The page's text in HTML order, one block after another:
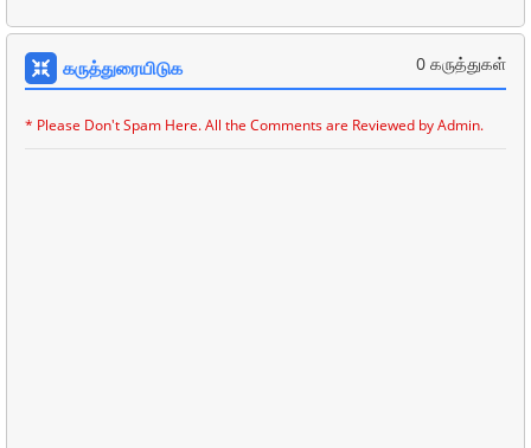
கருத்துரையிடுக 0 கருத்துகள்
* Please Don't Spam Here. All the Comments are Reviewed by Admin.